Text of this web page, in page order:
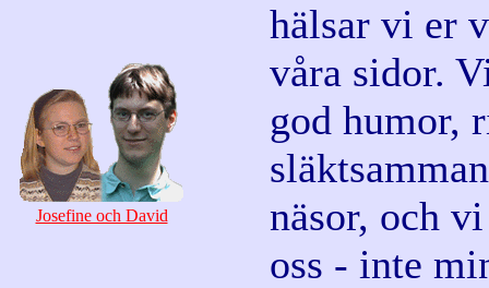
Josefine och David
hälsar vi er
våra sidor.
god humor,
näsor, och
oss - inte